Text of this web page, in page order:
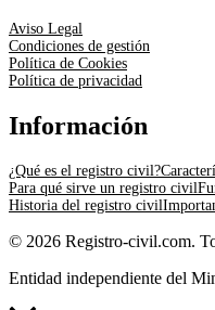
Aviso Legal
Condiciones de gestión
Política de Cookies
Política de privacidad
Información
¿Qué es el registro civil?
Para qué sirve un registro civil
Historia del registro civil
© 2026 Registro-civil.com.
Entidad independiente del